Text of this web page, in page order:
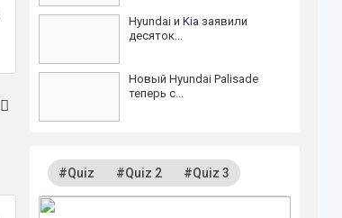
Hyundai и Kia заявили
десяток...
Новый Hyundai Palisade
теперь с...
#Quiz #Quiz 2 #Quiz 3